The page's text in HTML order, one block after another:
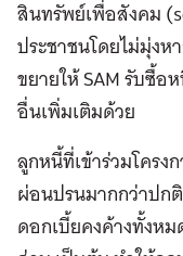
สินทรัพย์เพื่อสังคม
ประชาชนโดยไม่มุ่งห
ขยายให้ SAM รับซื้อ
อื่นเพิ่มเติมด้วย
ลูกหนี้ที่เข้าร่วมโครง
ผ่อนปรนมากกว่าปก
ดอกเบี้ยคงค้างทั้งห